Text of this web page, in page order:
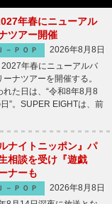
年春にニューアル
ツアー開催
Ｊ－ＰＯＰ
2026年8月8日
年春にニューアルバ
ナツアーを開催する。
た日は、“令和8年8月8
”。SUPER EIGHTは、前
ナイトニッポン』パ
相談を受け『遊戯
ナーも
Ｊ－ＰＯＰ
2026年8月8日